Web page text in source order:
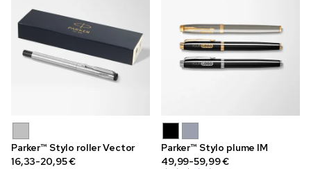
Parker™ Stylo roller Vector
16,33-20,95 €
Parker™ Stylo plume IM
49,99-59,99 €